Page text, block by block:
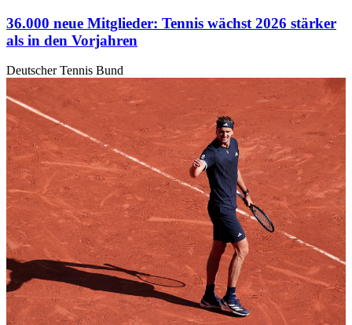
36.000 neue Mitglieder: Tennis wächst 2026 stärker
als in den Vorjahren
Deutscher Tennis Bund